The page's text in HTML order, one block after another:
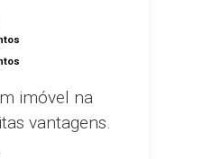
imóvel na
vantagens.